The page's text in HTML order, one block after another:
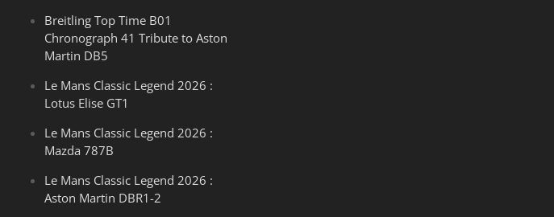
Breitling Top Time B01
Chronograph 41 Tribute to Aston
Martin DB5
Le Mans Classic Legend 2026 :
Lotus Elise GT1
Le Mans Classic Legend 2026 :
Mazda 787B
Le Mans Classic Legend 2026 :
Aston Martin DBR1-2